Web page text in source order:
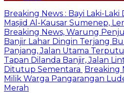
Breaking News : Bayi Laki-
Masjid Al-Kausar Sumenep,
Breaking News, Warung
Banjir Lahar Dingin Terjang
Panjang, Jalan Utama
Tapan Dilanda Banjir, Jalan
Ditutup Sementara Breaking
Milik Warga Pangarangan
Merah